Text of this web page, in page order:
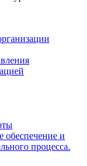
обеспечение и
процесса.